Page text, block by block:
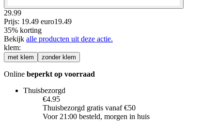
29.99
Prijs: 19.49 euro19.49
35% korting
Bekijk alle producten uit deze actie.
klem:
met klem zonder klem
Online beperkt op voorraad
Thuisbezorgd
€4.95
Thuisbezorgd gratis vanaf €50
Voor 21:00 besteld, morgen in huis